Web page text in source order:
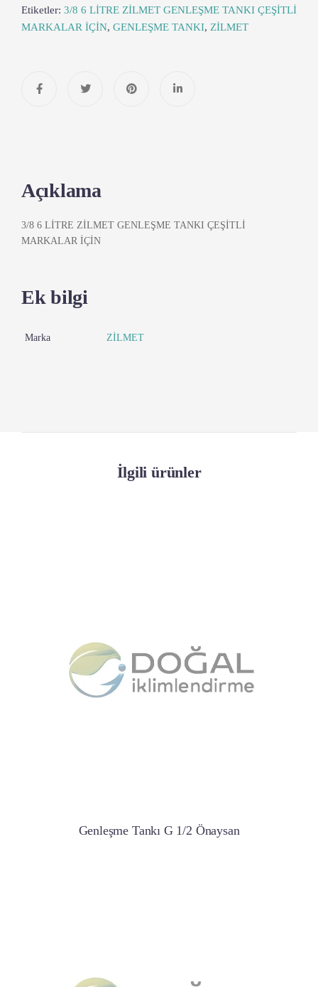
Etiketler: 3/8 6 LİTRE ZİLMET GENLEŞME TANKI ÇEŞİTLİ
MARKALAR İÇİN, GENLEŞME TANKI, ZİLMET
Açıklama
3/8 6 LİTRE ZİLMET GENLEŞME TANKI ÇEŞİTLİ
MARKALAR İÇİN
Ek bilgi
Marka ZİLMET
İlgili ürünler
Genleşme Tankı G 1/2 Önaysan